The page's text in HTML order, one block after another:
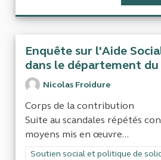
Enquête sur l'Aide
dans le département
Nicolas Froidure
Corps de la contribution
Suite au scandales répétés
moyens mis en œuvre...
Filtrer les résultats de la
Soutien social et politique de